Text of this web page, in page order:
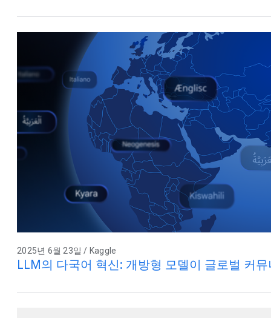
2025년 6월 23일 / Kaggle
LLM의 다국어 혁신: 개방형 모델이 글로벌 커